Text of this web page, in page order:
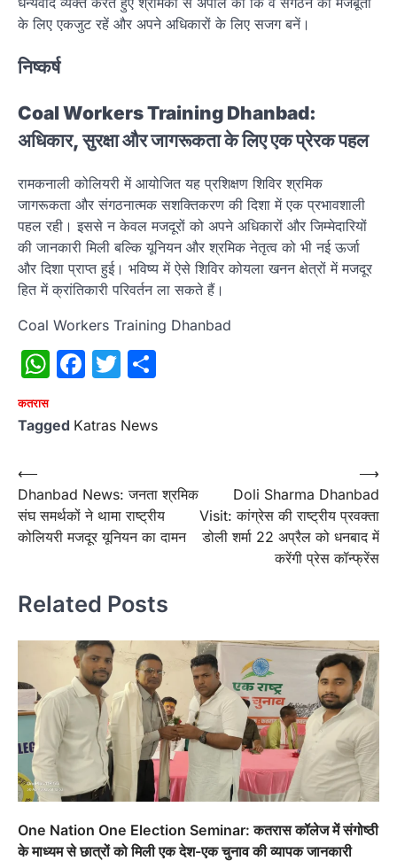
के लिए एकजुट रहें और अपने अधिकारों के लिए सजग बनें।
निष्कर्ष
Coal Workers Training Dhanbad:
अधिकार, सुरक्षा और जागरूकता के लिए एक प्रेरक पहल
रामकनाली कोलियरी में आयोजित यह प्रशिक्षण शिविर श्रमिक
जागरूकता और संगठनात्मक सशक्तिकरण की दिशा में एक प्रभावशाली
पहल रही। इससे न केवल मजदूरों को अपने अधिकारों और जिम्मेदारियों
की जानकारी मिली बल्कि यूनियन और श्रमिक नेतृत्व को भी नई ऊर्जा
और दिशा प्राप्त हुई। भविष्य में ऐसे शिविर कोयला खनन क्षेत्रों में मजदूर
हित में क्रांतिकारी परिवर्तन ला सकते हैं।
Coal Workers Training Dhanbad
WhatsApp
Facebook
Twitter
कतरास
Tagged Katras News
Post
navigation
⟵
Dhanbad News: जनता श्रमिक
संघ समर्थकों ने थामा राष्ट्रीय
कोलियरी मजदूर यूनियन का दामन
Doli Sharma Dhanbad
Visit: कांग्रेस की राष्ट्रीय प्रवक्ता
डोली शर्मा 22 अप्रैल को धनबाद में
करेंगी प्रेस कॉन्फ्रेंस
⟶
Related Posts
One Nation One Election Seminar: कतरास कॉलेज में संगोष्ठी
के माध्यम से छात्रों को मिली एक देश-एक चुनाव की व्यापक जानकारी